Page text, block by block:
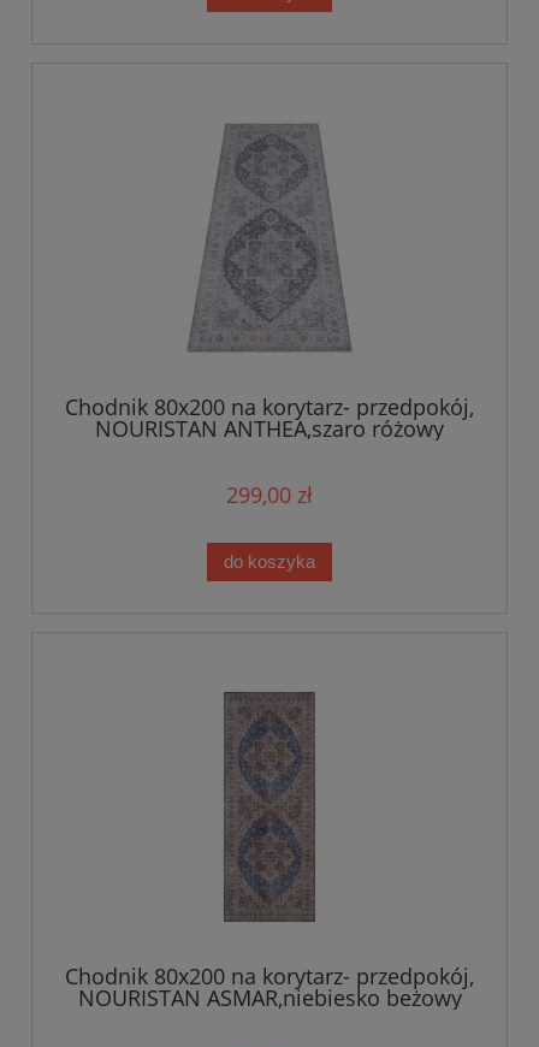
Chodnik 80x200 na korytarz- przedpokój,
NOURISTAN ANTHEA,szaro różowy
299,00 zł
do koszyka
Chodnik 80x200 na korytarz- przedpokój,
NOURISTAN ASMAR,niebiesko beżowy